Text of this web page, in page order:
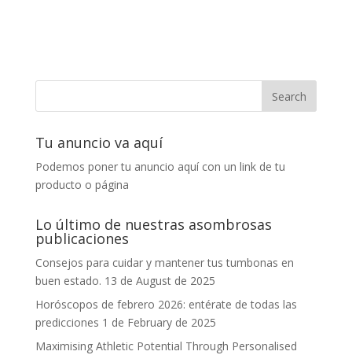
Tu anuncio va aquí
Podemos poner tu anuncio aquí con un link de tu
producto o página
Lo último de nuestras asombrosas
publicaciones
Consejos para cuidar y mantener tus tumbonas en
buen estado. 13 de August de 2025
Horóscopos de febrero 2026: entérate de todas las
predicciones 1 de February de 2025
Maximising Athletic Potential Through Personalised